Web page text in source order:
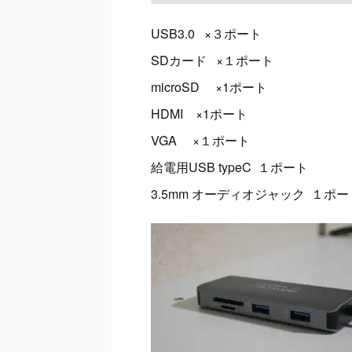
USB3.0 ×３ポート
SDカード ×１ポート
microSD ×1ポート
HDMI ×1ポート
VGA ×１ポート
給電用USB typeC １ポート
3.5mm オーディオジャック １ポー